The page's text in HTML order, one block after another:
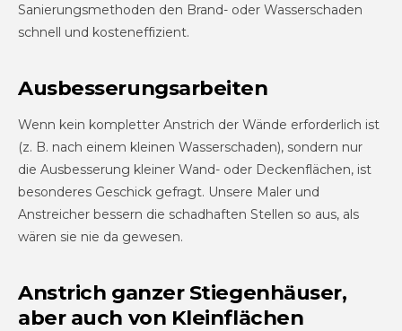
Sanierungsmethoden den Brand- oder Wasserschaden
schnell und kosteneffizient.
Ausbesserungs­arbeiten
Wenn kein kompletter Anstrich der Wände erforderlich ist
(z. B. nach einem kleinen Wasserschaden), sondern nur
die Ausbesserung kleiner Wand- oder Deckenflächen, ist
besonderes Geschick gefragt. Unsere Maler und
Anstreicher bessern die schadhaften Stellen so aus, als
wären sie nie da gewesen.
Anstrich ganzer Stiegen­häuser,
aber auch von Kleinflächen